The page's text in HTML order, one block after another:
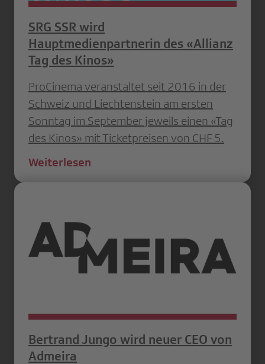
SRG SSR wird
Hauptmedienpartnerin des «Allianz
Tag des Kinos»
ProCinema veranstaltet seit 2016 in der
Schweiz und Liechtenstein am ersten
Sonntag im September jeweils einen «Tag
des Kinos» mit Ticketpreisen von CHF 5.
Weiterlesen
Bertrand Jungo wird neuer CEO von
Admeira